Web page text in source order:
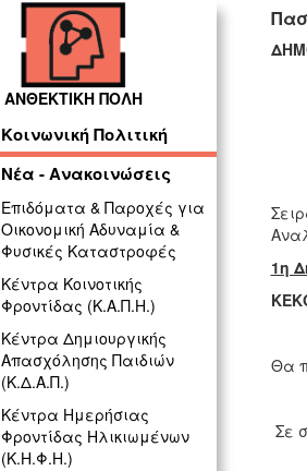
ΑΝΘΕΚΤΙΚΗ ΠΟΛΗ
Κοινωνική Πολιτική
Νέα - Ανακοινώσεις
Επιδόματα & Παροχές για
Οικονομική Αδυναμία &
Φυσικές Καταστροφές
Κέντρα Κοινοτικής
Φροντίδας (Κ.Α.Π.Η.)
Κέντρα Δημιουργικής
Απασχόλησης Παιδιών
(Κ.Δ.Α.Π.)
Κέντρα Ημερήσιας
Φροντίδας Ηλικιωμένων
(Κ.Η.Φ.Η.)
1η
Θα
Σε